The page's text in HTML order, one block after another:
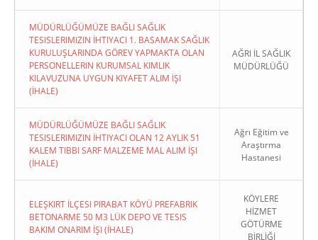
MÜDÜRLÜĞÜMÜZE BAĞLI SAĞLIK
TESISLERIMIZIN İHTIYACI 1. BASAMAK SAĞLIK
KURULUŞLARINDA GÖREV YAPMAKTA OLAN
PERSONELLERIN KURUMSAL KIMLIK
KILAVUZUNA UYGUN KIYAFET ALIM İŞI
(İHALE)
AĞRI İL SAĞLIK
MÜDÜRLÜĞÜ
MÜDÜRLÜĞÜMÜZE BAĞLI SAĞLIK
TESISLERIMIZIN İHTIYACI OLAN 12 AYLIK 51
KALEM TIBBI SARF MALZEME MAL ALIM İŞI
(İHALE)
Ağrı Eğitim ve
Araştırma
Hastanesi
ELEŞKIRT İLÇESI PIRABAT KÖYÜ PREFABRIK
BETONARME 50 M3 LÜK DEPO VE TESIS
BAKIM ONARIM İŞI (İHALE)
KÖYLERE
HİZMET
GÖTÜRME
BİRLİĞİ